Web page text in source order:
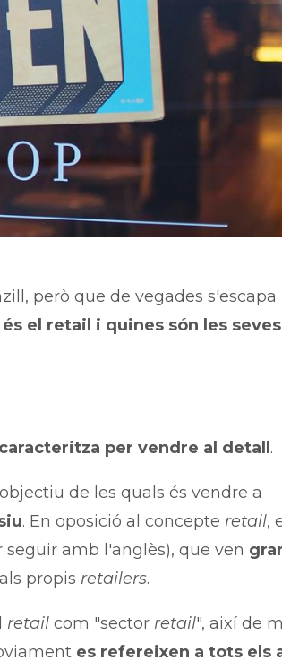
però que de vegades s'escapa
el retail i quines són les seves
per vendre al detall .
de les quals és vendre a
. En oposició al concepte retail,
seguir amb l'anglès), que ven
propis retailers.
retailcom "sector retail", així de
es refereixen a tots els